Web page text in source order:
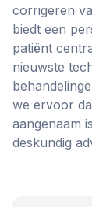
corrigeren
biedt een
patiënt
nieuwste
we ervoor
aangenaam
deskundig